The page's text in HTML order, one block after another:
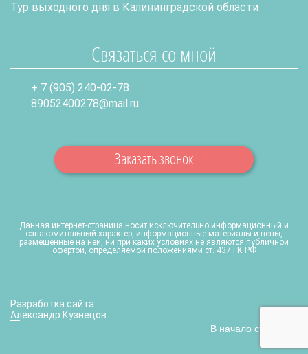
Тур выходного дня в Калининградской области
Связаться со мной
+ 7 (905) 240-02-78
89052400278@mail.ru
Заказать звонок
Данная интернет-страница носит исключительно информационный и
ознакомительный характер, информационные материалы и цены,
размещенные на ней, ни при каких условиях не являются публичной
офертой, определяемой положениями ст. 437 ГК РФ
Разработка сайта:
Александр Кузнецов
В начало страницы